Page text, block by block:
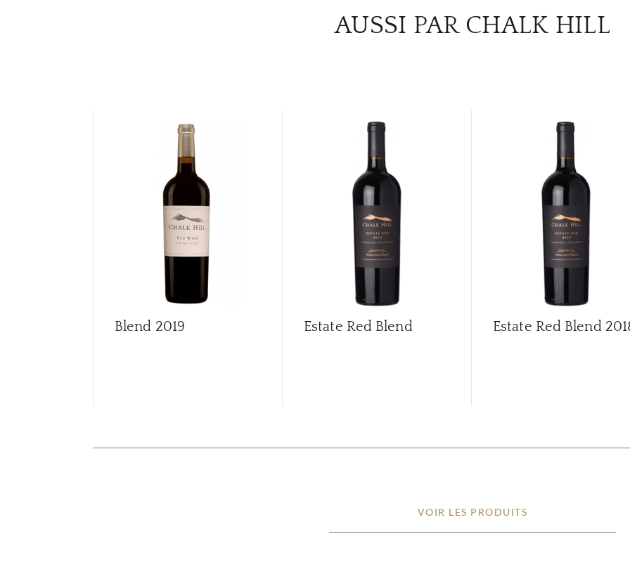
AUSSI PAR CHALK HILL
Blend 2019 Estate Red Blend Estate Red Blend
VOIR LES PRODUITS